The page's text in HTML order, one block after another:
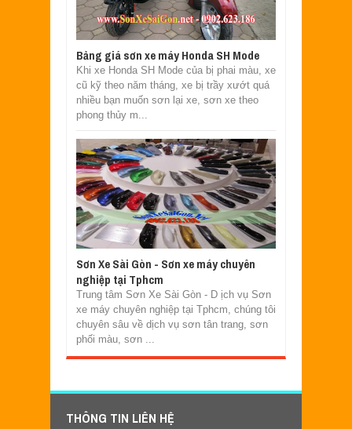
Bảng giá sơn xe máy Honda SH Mode
Khi xe Honda SH Mode của bị phai màu, xe
cũ kỹ theo năm tháng, xe bị trầy xướt quá
nhiều bạn muốn sơn lại xe, sơn xe theo
phong thủy m...
Sơn Xe Sài Gòn - Sơn xe máy chuyên
nghiệp tại Tphcm
Trung tâm Sơn Xe Sài Gòn - D ịch vụ Sơn
xe máy chuyên nghiệp tại Tphcm, chúng tôi
chuyên sâu về dịch vụ sơn tân trang, sơn
phối màu, sơn ...
THÔNG TIN LIÊN HỆ